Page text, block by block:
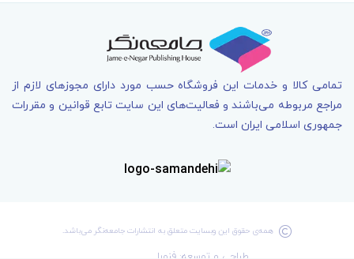
تمامی کالا و خدمات اين فروشگاه حسب مورد دارای مجوزهای لازم از
مراجع مربوطه می‌باشند و فعاليت‌های اين سايت تابع قوانين و مقررات
جمهوری اسلامی ايران است.
همه‌ی حقوق اين وبسايت متعلق به انتشارات جامعه­‌نگر می‌باشد.